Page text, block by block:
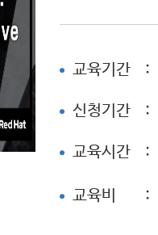
교육기간 :
신청기간 :
교육시간 :
교육비 :